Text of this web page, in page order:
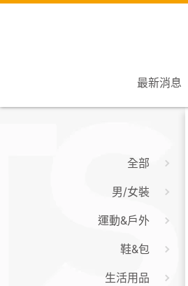
最新消息
全部
男/女裝
運動&戶外
鞋&包
生活用品